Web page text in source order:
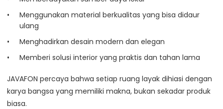
Menggunakan material berkualitas yang bisa didaur
ulang
Menghadirkan desain modern dan elegan
Memberi solusi interior yang praktis dan tahan lama
JAVAFON percaya bahwa setiap ruang layak dihiasi dengan
karya bangsa yang memiliki makna, bukan sekadar produk
biasa.